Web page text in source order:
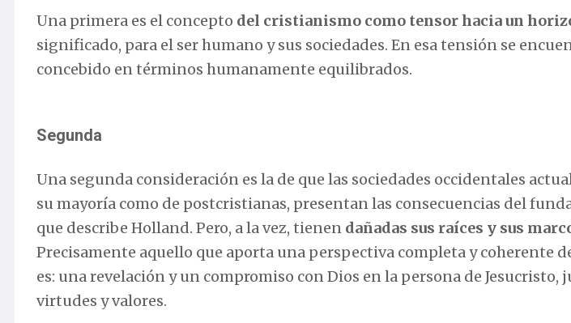
Una primera es el concepto del cristianismo como tensor hacia un
significado, para el ser humano y sus sociedades. En esa tensión se
concebido en términos humanamente equilibrados.
Segunda
Una segunda consideración es la de que las sociedades occidentales
su mayoría como de postcristianas, presentan las consecuencias del
que describe Holland. Pero, a la vez, tienen dañadas sus raíces y sus
Precisamente aquello que aporta una perspectiva completa y coherente
es: una revelación y un compromiso con Dios en la persona de Jesucristo,
virtudes y valores.